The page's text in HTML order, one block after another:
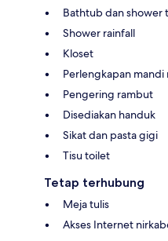
Bathtub dan shower
Shower rainfall
Kloset
Perlengkapan
Pengering rambut
Disediakan handuk
Sikat dan pasta gigi
Tisu toilet
Tetap terhubung
Meja tulis
Akses Internet